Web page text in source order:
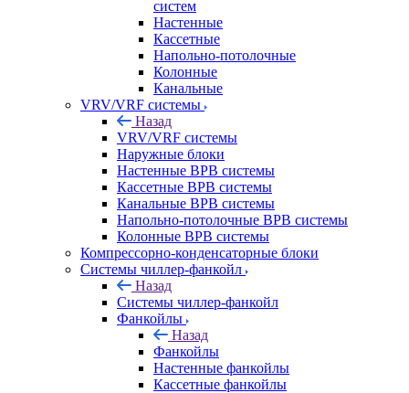
систем
Настенные
Кассетные
Напольно-потолочные
Колонные
Канальные
VRV/VRF системы
Назад
VRV/VRF системы
Наружные блоки
Настенные ВРВ системы
Кассетные ВРВ системы
Канальные ВРВ системы
Напольно-потолочные ВРВ системы
Колонные ВРВ системы
Компрессорно-конденсаторные блоки
Системы чиллер-фанкойл
Назад
Системы чиллер-фанкойл
Фанкойлы
Назад
Фанкойлы
Настенные фанкойлы
Кассетные фанкойлы